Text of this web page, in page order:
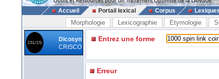
Accueil Portail lexical Corpus
Morphologie Lexicographie Etymologie
Dicosyn
CRISCO
Entrez une forme
Erreur